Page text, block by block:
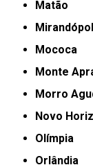
Matão
Mococa
Monte
Morro
Novo
Olímpia
Orlândia